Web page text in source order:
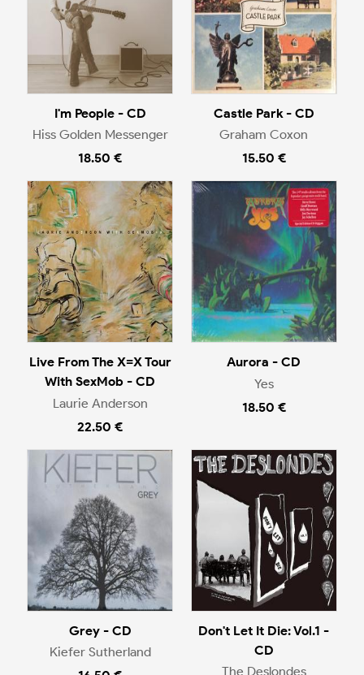
I'm People - CD
Hiss Golden Messenger
18.50 €
Castle Park - CD
Graham Coxon
15.50 €
Live From The X=X Tour
With SexMob - CD
Laurie Anderson
22.50 €
Aurora - CD
Yes
18.50 €
Grey - CD
Kiefer Sutherland
Don't Let It Die: Vol.1 -
CD
The Deslondes